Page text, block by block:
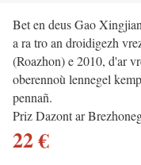
Bet en deus Gao
a ra tro an droidigezh
(Roazhon) e 2010, d'ar
oberennoù lennegel
pennañ.
Priz Dazont ar
22 €